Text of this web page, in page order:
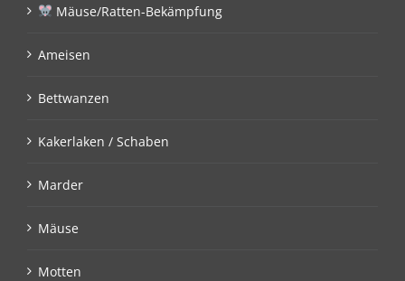
Mäuse/Ratten-Bekämpfung
Ameisen
Bettwanzen
Kakerlaken / Schaben
Marder
Mäuse
Motten